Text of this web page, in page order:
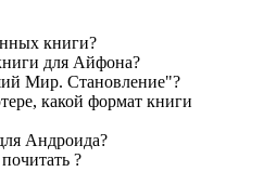
книги?
для Айфона?
Мир. Становление"?
какой формат книги
Андроида?
?